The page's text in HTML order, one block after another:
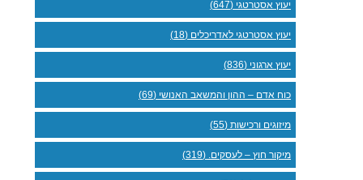
יעוץ אסטרטגי (647)
יעוץ אסטרטגי לאדריכלים (18)
יעוץ ארגוני (836)
כוח אדם – ההון והמשאב האנושי (69)
מיזוגים ורכישות (55)
מיקור חוץ – לעסקים. (319)